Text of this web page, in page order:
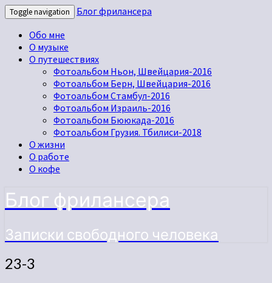
Toggle navigation
Блог фрилансера
Обо мне
О музыке
О путешествиях
Фотоальбом Ньон, Швейцария-2016
Фотоальбом Берн, Швейцария-2016
Фотоальбом Стамбул-2016
Фотоальбом Израиль-2016
Фотоальбом Бююкада-2016
Фотоальбом Грузия. Тбилиси-2018
О жизни
О работе
О кофе
Блог фрилансера
Записки свободного человека
23-3